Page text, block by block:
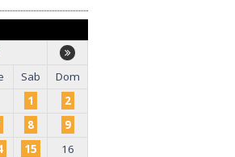
Sab
Dom
1
2
8
9
15
16